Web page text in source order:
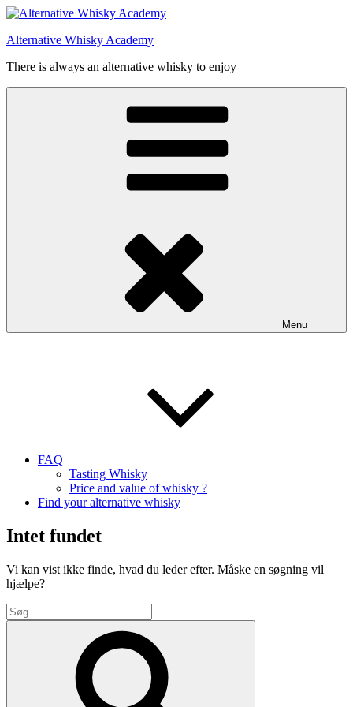
Videre
indhold
Alternative Whisky Academy
There is always an alternative whisky to enjoy
Menu
FAQ
Tasting Whisky
Price and value of whisky ?
Find your alternative whisky
Intet fundet
Vi kan vist ikke finde, hvad du leder efter. Måske en søgning vil
hjælpe?
Søg
efter: